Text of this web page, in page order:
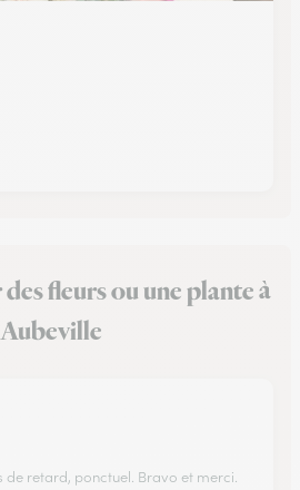
fleurs ou une plante à
Aubeville
de retard, ponctuel. Bravo et merci.